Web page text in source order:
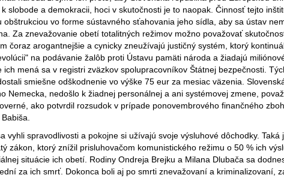
slobode a demokracii, hoci v skutočnosti je to naopak. Činnosť tejto
vo forme sústavného sťahovania jeho sídla, aby sa ústav
Za znevažovanie obetí totalitných režimov možno považovať
čoraz arogantnejšie a cynicky zneužívajú justičný systém, ktorý
na podávanie žalôb proti Ústavu pamäti národa a žiadajú
mená sa v registri zväzkov spolupracovníkov Štátnej bezpečnosti.
smiešne odškodnenie vo výške 75 eur za mesiac väzenia.
Nemecka, nedošlo k žiadnej personálnej a ani systémovej zmene,
ako potvrdil rozsudok v prípade ponovembrového finančného
vyhli spravodlivosti a pokojne si užívajú svoje výsluhové dôchodky. Taká
zákon, ktorý znížil prisluhovačom komunistického režimu o 50 % ich
situácie ich obetí. Rodiny Ondreja Brejku a Milana Dlubača sa
za ich smrť. Dokonca boli aj po smrti znevažovaní a kriminalizovaní,